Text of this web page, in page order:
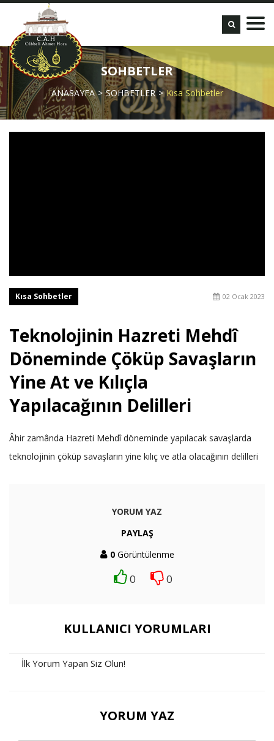
SOHBETLER
ANASAYFA SOHBETLER Kısa Sohbetler
Kısa Sohbetler 02 Ocak 2023
Teknolojinin Hazreti Mehdî
Döneminde Çöküp Savaşların
Yine At ve Kılıçla
Yapılacağının Delilleri
Âhir zamânda Hazreti Mehdî döneminde yapılacak savaşlarda
teknolojinin çöküp savaşların yine kılıç ve atla olacağının delilleri
YORUM YAZ
PAYLAŞ
0Görüntülenme
0 0
KULLANICI YORUMLARI
İlk Yorum Yapan Siz Olun!
YORUM YAZ